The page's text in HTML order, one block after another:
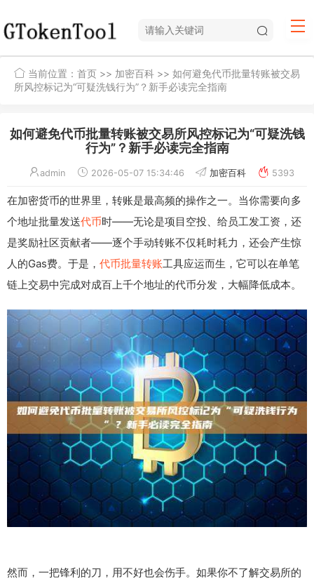
当前位置： 首页 >> 加密百科 >> 如何避免代币批量转账被交易
所风控标记为“可疑洗钱行为”？新手必读完全指南
如何避免代币批量转账被交易所风控标记为“可疑洗钱
行为”？新手必读完全指南
admin 2026-05-07 15:34:46 加密百科 5393
在加密货币的世界里，转账是最高频的操作之一。当你需要向多
个地址批量发送代币时——无论是项目空投、给员工发工资，还
是奖励社区贡献者——逐个手动转账不仅耗时耗力，还会产生惊
人的Gas费。于是， 代币批量转账工具应运而生，它可以在单笔
链上交易中完成对成百上千个地址的代币分发，大幅降低成本。
然而，一把锋利的刀，用不好也会伤手。如果你不了解交易所的